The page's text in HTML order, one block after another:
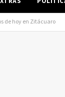
de hoy en Zitácuaro